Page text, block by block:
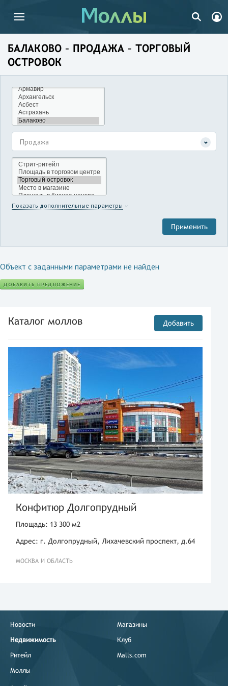
БАЛАКОВО – ПРОДАЖА – ТОРГОВЫЙ
ОСТРОВОК
Продажа
Показать дополнительные параметры
Объект с заданными параметрами не найден
ДОБАВИТЬ ПРЕДЛОЖЕНИЕ
Каталог моллов Добавить
Конфитюр Долгопрудный
Площадь: 13 300 м2
Адрес: г. Долгопрудный, Лихачевский проспект, д.64
МОСКВА И ОБЛАСТЬ
Новости
Недвижимость
Ритейл
Моллы
Магазины
Клуб
Malls.com